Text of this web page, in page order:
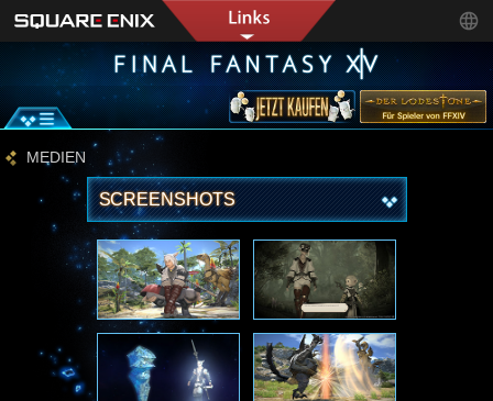
MEDIEN
SCREENSHOTS